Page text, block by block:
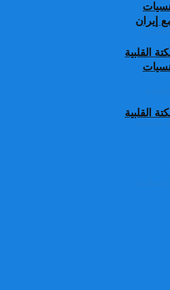
القلبية
إيران
القلبية